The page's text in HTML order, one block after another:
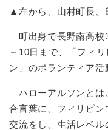
▲左から、山村町長、
町出身で長野南高校
～10日まで、「フィ
ン」のボランティア活
ハローアルソンとは
合言葉に、フィリピ
交流をし、生活レベ